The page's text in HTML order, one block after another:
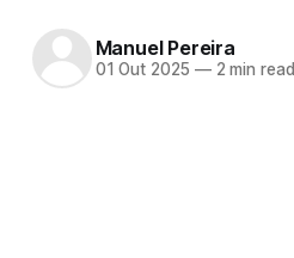
Manuel Pereira
01 Out 2025 —2 min read